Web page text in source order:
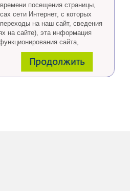
посещения страницы,
сети Интернет, с которых
на наш сайт, сведения
на сайте), эта информация
сайта,
а также статистических
продолжайте пользоваться
хотите, чтобы Ваши данные
Продолжить